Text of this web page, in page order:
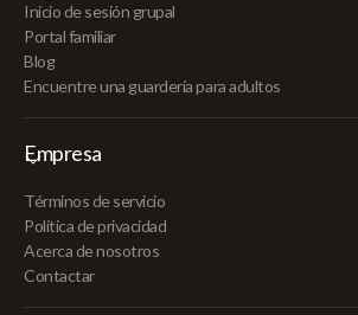
Inicio de sesión grupal
Portal familiar
Blog
Encuentre una guardería para adultos
Empresa
Términos de servicio
Política de privacidad
Acerca de nosotros
Contactar